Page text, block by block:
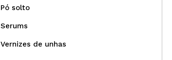
Pó solto
Serums
Vernizes de unhas